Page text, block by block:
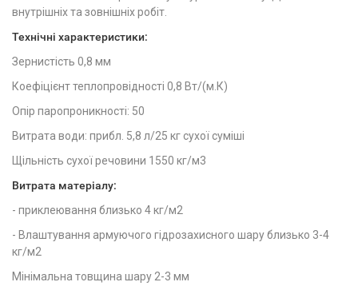
внутрішніх та зовнішніх робіт.
Технічні характеристики:
Зернистість 0,8 мм
Коефіцієнт теплопровідності 0,8 Вт/(м.К)
Опір паропроникності: 50
Витрата води: прибл. 5,8 л/25 кг сухої суміші
Щільність сухої речовини 1550 кг/м3
Витрата матеріалу:
- приклеювання близько 4 кг/м2
- Влаштування армуючого гідрозахисного шару близько 3-4
кг/м2
Мінімальна товщина шару 2-3 мм